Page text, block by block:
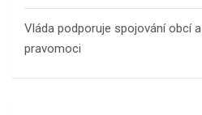
Vláda podporuje spojování obcí
pravomoci